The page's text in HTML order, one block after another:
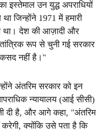
इस्तेमाल उन युद्ध अपराधियों
जिन्होंने 1971 में हमारी
था। देश की आज़ादी और
रूप से चुनी गई सरकार
नहीं है।"
अंतरिम सरकार को इन
न्यायालय (आई सीसी)
दी है, और आगे कहा, "अंतरिम
क्योंकि उसे पता है कि